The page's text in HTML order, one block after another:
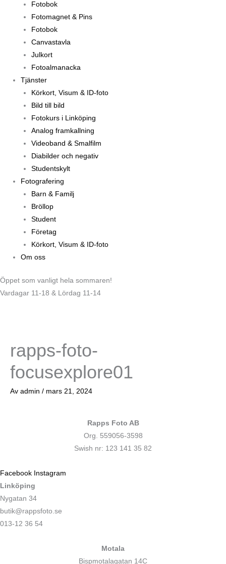
Fotobok
Fotomagnet & Pins
Fotobok
Canvastavla
Julkort
Fotoalmanacka
Tjänster
Körkort, Visum & ID-foto
Bild till bild
Fotokurs i Linköping
Analog framkallning
Videoband & Smalfilm
Diabilder och negativ
Studentskylt
Fotografering
Barn & Familj
Bröllop
Student
Företag
Körkort, Visum & ID-foto
Om oss
Öppet som vanligt hela sommaren!
Vardagar 11-18 & Lördag 11-14
rapps-foto-
focusexplore01
Av admin / mars 21, 2024
Rapps Foto AB
Org. 559056-3598
Swish nr: 123 141 35 82
Facebook Instagram
Linköping
Nygatan 34
butik@rappsfoto.se
013-12 36 54
Motala
Bispmotalagatan 14C